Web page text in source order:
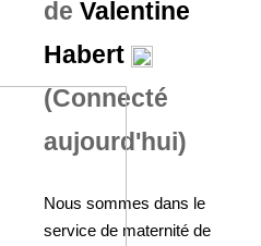
deValentine
Habert
(Connecté
aujourd'hui)
Nous sommes dans le
service de maternité de